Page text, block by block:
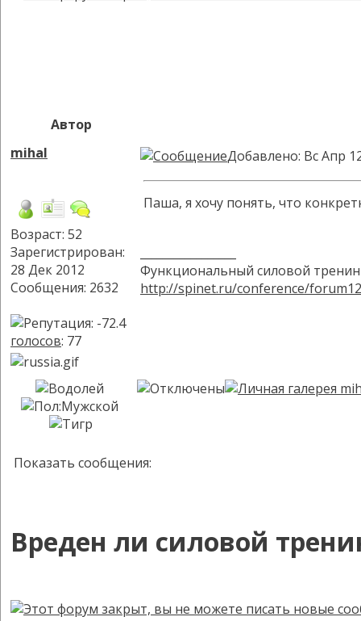
Автор
mihal
Возраст: 52
Зарегистрирован:
28 Дек 2012
Сообщения: 2632
голосов: 77
Добавлено: Вс Апр
Паша, я хочу понять, что
Функциональный силовой
http://spinet.ru/conference/
Показать сообщения:
Вреден ли силовой